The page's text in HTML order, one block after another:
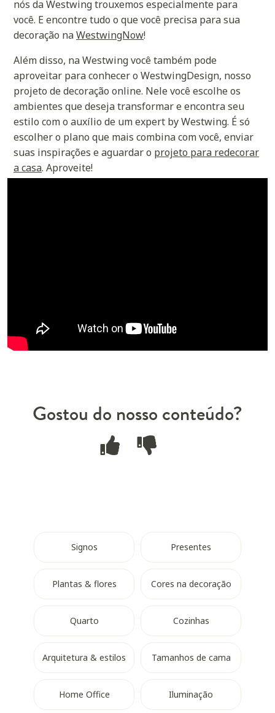
nós da Westwing trouxemos especialmente para
você. E encontre tudo o que você precisa para sua
decoração naWestwingNow!
Além disso, na Westwing você também pode
aproveitar para conhecer o WestwingDesign, nosso
projeto de decoração online. Nele você escolhe os
ambientes que deseja transformar e encontra seu
estilo com o auxílio de um expert by Westwing. É só
escolher o plano que mais combina com você, enviar
suas inspirações e aguardar o projeto para redecorar
a casa. Aproveite!
Gostou do nosso conteúdo?
Signos Presentes
Plantas & flores Cores na decoração
Quarto Cozinhas
Arquitetura & estilos Tamanhos de cama
Home Office Iluminação